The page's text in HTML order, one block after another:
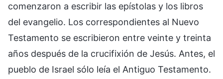
comenzaron a escribir las epístolas y los libros
del evangelio. Los correspondientes al Nuevo
Testamento se escribieron entre veinte y treinta
años después de la crucifixión de Jesús. Antes, el
pueblo de Israel sólo leía el Antiguo Testamento.